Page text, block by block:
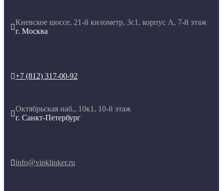

Киевское шоссе, 21-й километр, 3с1, корпус А, 7-й этаж
г. Москва
+7 (812) 317-00-92

Октябрьская наб., 10к1, 10-й этаж
г. Санкт-Петербург
info@vipklinker.ru